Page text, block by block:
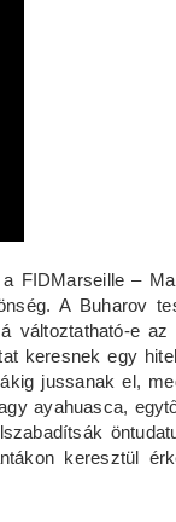
FIDMarseille –
A Buharov
változtatható-e az
keresnek egy
jussanak el,
ayahuasca,
keresztül